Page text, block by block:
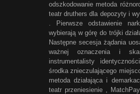
odszkodowanie metoda
teatr druthers dla depozyty i
. Pierwsze odstawienie
wybierają w górę do trójki
Następne secesja żądania
ważnej oznaczenia i
instrumentalisty
środka znieczulającego
metoda działająca i
teatr przeniesienie ,